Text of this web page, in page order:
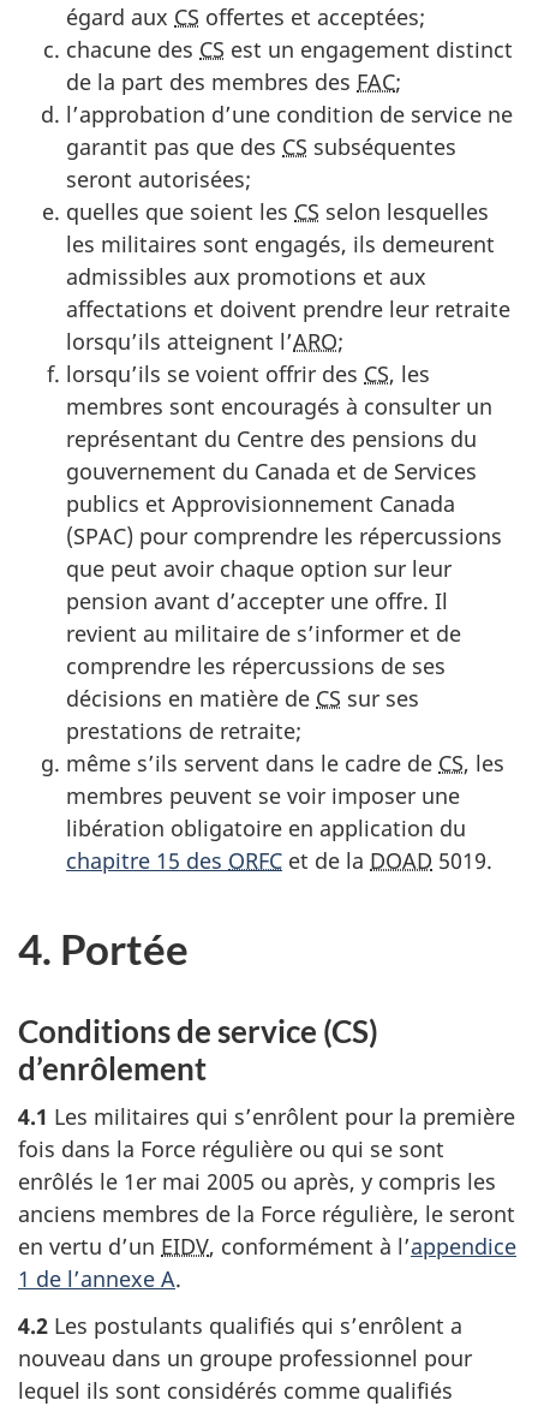
égard aux CS offertes et acceptées;
chacune des CS est un engagement distinct
de la part des membres des FAC;
l’approbation d’une condition de service ne
garantit pas que des CS subséquentes
seront autorisées;
quelles que soient les CS selon lesquelles
les militaires sont engagés, ils demeurent
admissibles aux promotions et aux
affectations et doivent prendre leur retraite
lorsqu’ils atteignent l’ARO;
lorsqu’ils se voient offrir des CS, les
membres sont encouragés à consulter un
représentant du Centre des pensions du
gouvernement du Canada et de Services
publics et Approvisionnement Canada
(SPAC) pour comprendre les répercussions
que peut avoir chaque option sur leur
pension avant d’accepter une offre. Il
revient au militaire de s’informer et de
comprendre les répercussions de ses
décisions en matière de CS sur ses
prestations de retraite;
même s’ils servent dans le cadre de CS, les
membres peuvent se voir imposer une
libération obligatoire en application du
chapitre 15 des ORFC et de la DOAD 5019.
4. Portée
Conditions de service (CS)
d’enrôlement
4.1 Les militaires qui s’enrôlent pour la première
fois dans la Force régulière ou qui se sont
enrôlés le 1er mai 2005 ou après, y compris les
anciens membres de la Force régulière, le seront
en vertu d’un EIDV, conformément à l’appendice
1 de l’annexe A.
4.2 Les postulants qualifiés qui s’enrôlent a
nouveau dans un groupe professionnel pour
lequel ils sont considérés comme qualifiés